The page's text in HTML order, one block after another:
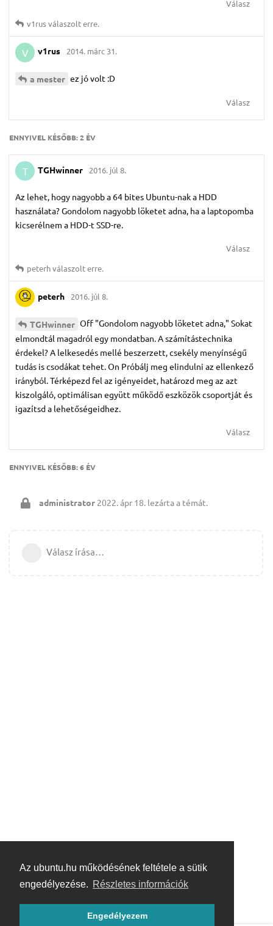
Az ubuntu.hu működésének feltétele a sütik
engedélyezése. Részletes információk
Engedélyezem
Válasz
v1rusválaszolt erre.
V v1rus 2014. márc 31.
a mester ez jó volt :D
Válasz
ENNYIVEL KÉSŐBB:2 ÉV
T TGHwinner 2016. júl 8.
Az lehet, hogy nagyobb a 64 bites Ubuntu-nak a HDD
használata? Gondolom nagyobb löketet adna, ha a laptopomba
kicserélnem a HDD-t SSD-re.
Válasz
peterhválaszolt erre.
peterh 2016. júl 8.
TGHwinner Off "Gondolom nagyobb löketet adna," Sokat
elmondtál magadról egy mondatban. A számítástechnika
érdekel? A lelkesedés mellé beszerzett, csekély menyínségű
tudás is csodákat tehet. On Próbálj meg elindulni az ellenkező
irányból. Térképezd fel az igényeidet, határozd meg az azt
kiszolgáló, optimálisan együtt működő eszközök csoportját és
igazítsd a lehetőségeidhez.
Válasz
ENNYIVEL KÉSŐBB:6 ÉV
administrator 2022. ápr 18. lezárta a témát.
Válasz írása…